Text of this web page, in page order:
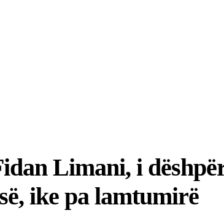
Limani, i
ike pa lamtumirë